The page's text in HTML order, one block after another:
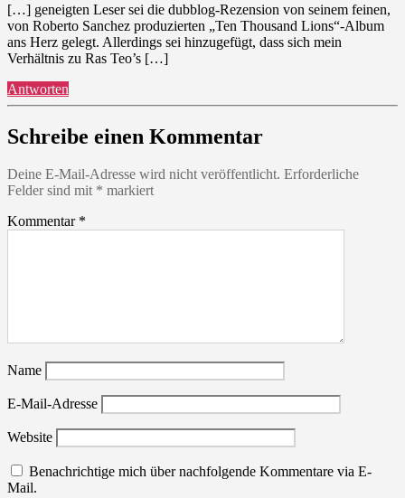
[…] geneigten Leser sei die dubblog-Rezension von seinem feinen,
von Roberto Sanchez produzierten „Ten Thousand Lions“-Album
ans Herz gelegt. Allerdings sei hinzugefügt, dass sich mein
Verhältnis zu Ras Teo’s […]
Antworten
Schreibe einen Kommentar
Deine E-Mail-Adresse wird nicht veröffentlicht. Erforderliche
Felder sind mit * markiert
Kommentar *
Name
E-Mail-Adresse
Website
Benachrichtige mich über nachfolgende Kommentare via E-
Mail.